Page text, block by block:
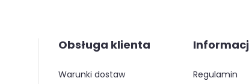
Obsługa klienta
warunki dostaw regulamin